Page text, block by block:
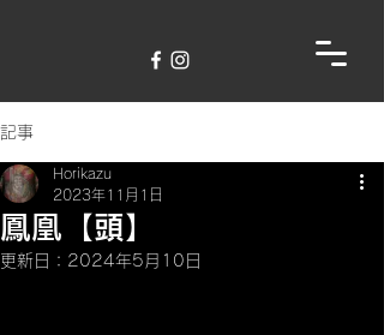
記事
鳳凰【頭】
Horikazu
2023年11月1日
更新日： 2024年5月10日